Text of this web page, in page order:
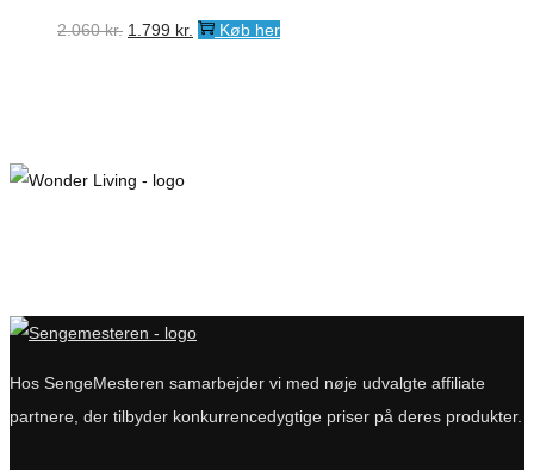
2.060kr. Den
1.799 kr. DenKøb her
Hos SengeMesteren samarbejder vi med nøje udvalgte affiliate
partnere, der tilbyder konkurrencedygtige priser på deres produkter.